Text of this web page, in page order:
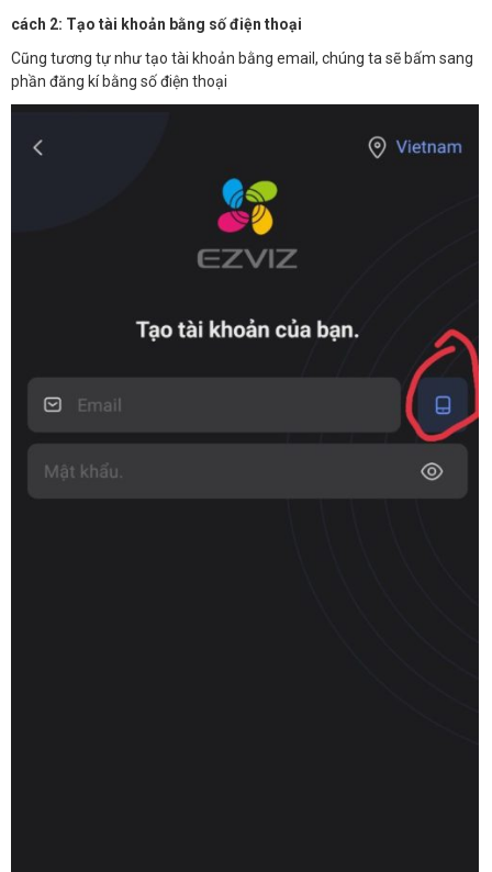
cách 2: Tạo tài khoản bằng số điện thoại
Cũng tương tự như tạo tài khoản bằng email, chúng ta sẽ bấm sang
phần đăng kí bằng số điện thoại